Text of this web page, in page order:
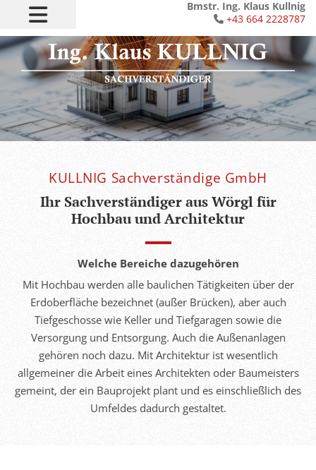
Bmstr. Ing. Klaus Kullnig
 +43 664 2228787
KULLNIG Sachverständige GmbH
Ihr Sachverständiger aus Wörgl für
Hochbau und Architektur
Welche Bereiche dazugehören
Mit Hochbau werden alle baulichen Tätigkeiten über der
Erdoberfläche bezeichnet (außer Brücken), aber auch
Tiefgeschosse wie Keller und Tiefgaragen sowie die
Versorgung und Entsorgung. Auch die Außenanlagen
gehören noch dazu. Mit Architektur ist wesentlich
allgemeiner die Arbeit eines Architekten oder Baumeisters
gemeint, der ein Bauprojekt plant und es einschließlich des
Umfeldes dadurch gestaltet.